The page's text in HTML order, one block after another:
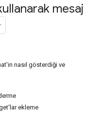
mesaj
nasıl gösterdiği ve
ekleme